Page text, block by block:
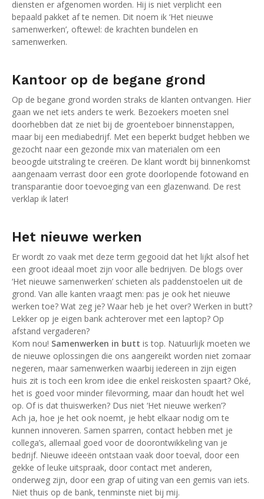
diensten er afgenomen worden. Hij is niet verplicht een
bepaald pakket af te nemen. Dit noem ik ‘Het nieuwe
samenwerken’, oftewel: de krachten bundelen en
samenwerken.
Kantoor op de begane grond
Op de begane grond worden straks de klanten ontvangen. Hier
gaan we net iets anders te werk. Bezoekers moeten snel
doorhebben dat ze niet bij de groenteboer binnenstappen,
maar bij een mediabedrijf. Met een beperkt budget hebben we
gezocht naar een gezonde mix van materialen om een
beoogde uitstraling te creëren. De klant wordt bij binnenkomst
aangenaam verrast door een grote doorlopende fotowand en
transparantie door toevoeging van een glazenwand. De rest
verklap ik later!
Het nieuwe werken
Er wordt zo vaak met deze term gegooid dat het lijkt alsof het
een groot ideaal moet zijn voor alle bedrijven. De blogs over
‘Het nieuwe samenwerken’ schieten als paddenstoelen uit de
grond. Van alle kanten vraagt men: pas je ook het nieuwe
werken toe? Wat zeg je? Waar heb je het over? Werken in butt?
Lekker op je eigen bank achterover met een laptop? Op
afstand vergaderen?
Kom nou! Samenwerken in butt is top. Natuurlijk moeten we
de nieuwe oplossingen die ons aangereikt worden niet zomaar
negeren, maar samenwerken waarbij iedereen in zijn eigen
huis zit is toch een krom idee die enkel reiskosten spaart? Oké,
het is goed voor minder filevorming, maar dan houdt het wel
op. Of is dat thuiswerken? Dus niet ‘Het nieuwe werken’?
Ach ja, hoe je het ook noemt, je hebt elkaar nodig om te
kunnen innoveren. Samen sparren, contact hebben met je
collega’s, allemaal goed voor de doorontwikkeling van je
bedrijf. Nieuwe ideeën ontstaan vaak door toeval, door een
gekke of leuke uitspraak, door contact met anderen,
onderweg zijn, door een grap of uiting van een gemis van iets.
Niet thuis op de bank, tenminste niet bij mij.